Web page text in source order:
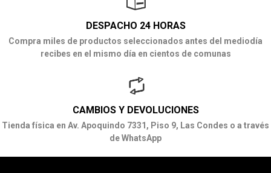
DESPACHO 24 HORAS
Compra miles de productos seleccionados antes del mediodía
recibes en el mismo día en cientos de comunas
CAMBIOS Y DEVOLUCIONES
Tienda física en Av. Apoquindo 7331, Piso 9, Las Condes o a través
de WhatsApp